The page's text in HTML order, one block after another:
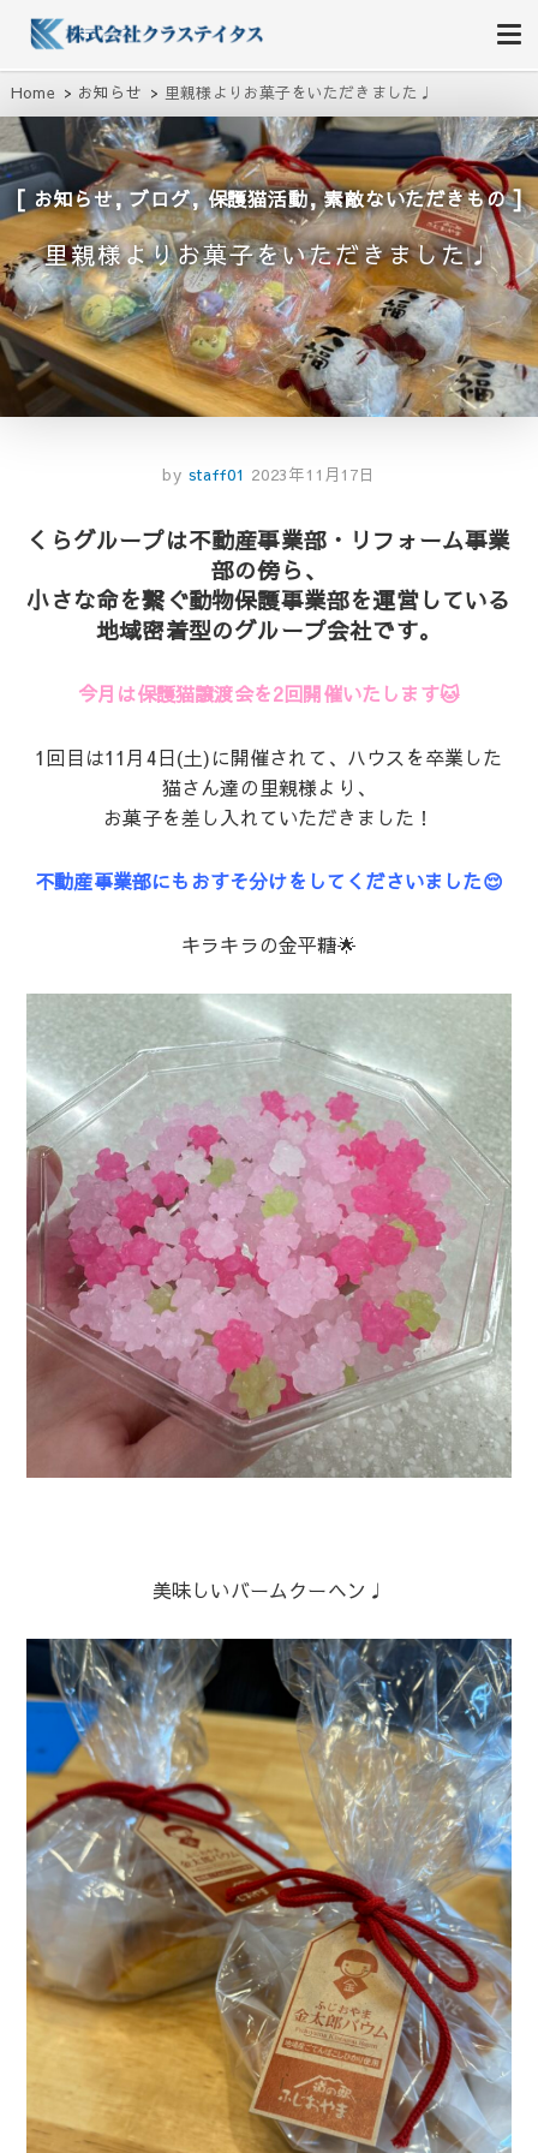
株式会社クラステイタス
地域のコミュニティーを大切にする企業
Home お知らせ 里親様よりお菓子をいただきました♩
お知らせ,ブログ,保護猫活動,素敵ないただきもの
里親様よりお菓子をいただきました♩
by staff01 2023年11月17日
くらグループは不動産事業部・リフォーム事業
部の傍ら、
小さな命を繋ぐ動物保護事業部を運営している
地域密着型のグループ会社です。
今月は保護猫譲渡会を2回開催いたします🐱
1回目は11月4日(土)に開催されて、ハウスを卒業した
猫さん達の里親様より、
お菓子を差し入れていただきました！
不動産事業部にもおすそ分けをしてくださいました😌
キラキラの金平糖🌟
美味しいバームクーヘン♩